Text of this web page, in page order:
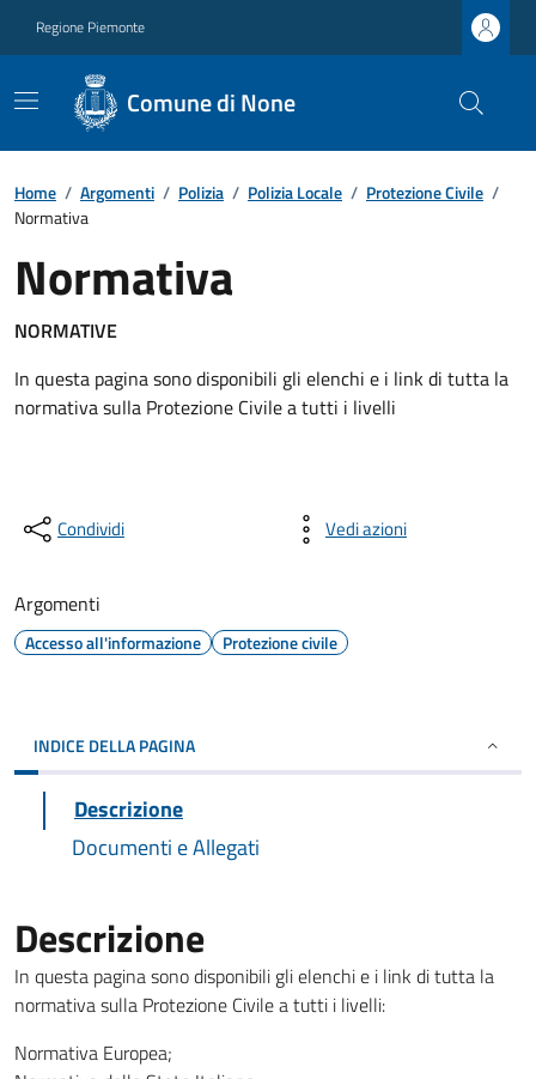
Regione Piemonte
Comune di None
Home / Argomenti / Polizia / Polizia Locale / Protezione Civile /
Normativa
Normativa
NORMATIVE
In questa pagina sono disponibili gli elenchi e i link di tutta la
normativa sulla Protezione Civile a tutti i livelli
Condividi Vedi azioni
Argomenti
Accesso all'informazione Protezione civile
INDICE DELLA PAGINA
Descrizione
Documenti e Allegati
Descrizione
In questa pagina sono disponibili gli elenchi e i link di tutta la
normativa sulla Protezione Civile a tutti i livelli:
Normativa Europea;